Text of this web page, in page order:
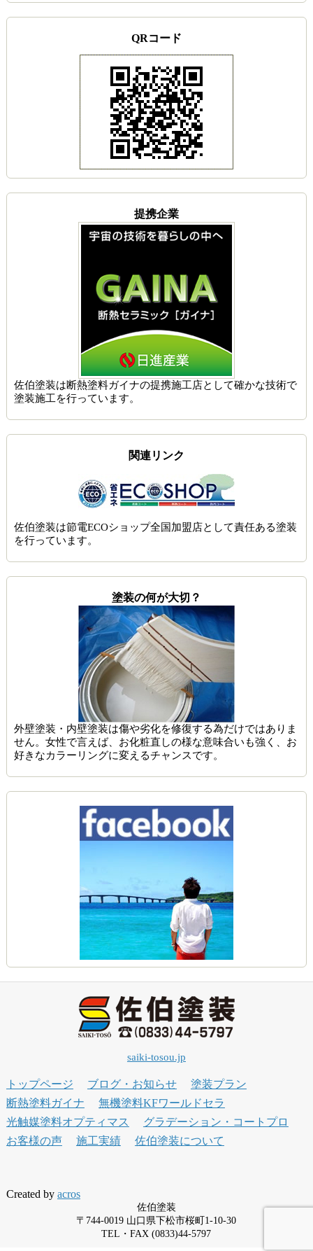
QRコード
提携企業
佐伯塗装は断熱塗料ガイナの提携施工店として確かな技術で
塗装施工を行っています。
関連リンク
佐伯塗装は節電ECOショップ全国加盟店として責任ある塗装
を行っています。
塗装の何が大切？
外壁塗装・内壁塗装は傷や劣化を修復する為だけではありま
せん。女性で言えば、お化粧直しの様な意味合いも強く、お
好きなカラーリングに変えるチャンスです。
saiki-tosou.jp
トップページ ブログ・お知らせ
塗装プラン
断熱塗料ガイナ
無機塗料KFワールドセラ
光触媒塗料オプティマス
グラデーション・コートプロ
お客様の声
施工実績 佐伯塗装について
Created by acros
佐伯塗装
〒744-0019 山口県下松市桜町1-10-30
TEL・FAX (0833)44-5797